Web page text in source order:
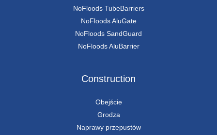
NoFloods TubeBarriers
NoFloods AluGate
NoFloods SandGuard
NoFloods AluBarrier
Construction
Obejście
Grodza
Naprawy przepustów